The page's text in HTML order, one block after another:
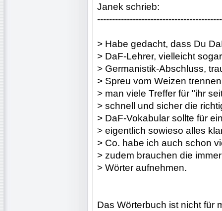
Janek schrieb:
> Habe gedacht, dass Du
> DaF-Lehrer, vielleicht
> Germanistik-Abschluss,
> Spreu vom Weizen
> man viele Treffer für "ihr
> schnell und sicher die
> DaF-Vokabular sollte für
> eigentlich sowieso alles
> Co. habe ich auch schon
> zudem brauchen die
> Wörter aufnehmen.
Das Wörterbuch ist nicht für